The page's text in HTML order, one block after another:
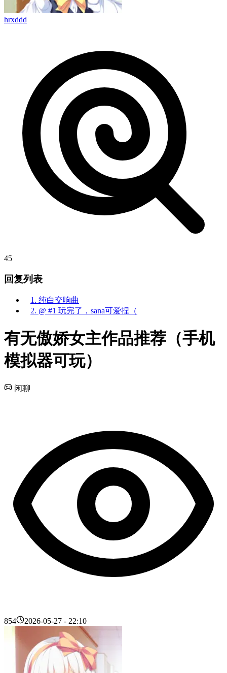
hrxddd
45
回复列表
1. 纯白交响曲
2. @ #1 玩完了，sana可爱捏（
有无傲娇女主作品推荐（手机
模拟器可玩）
闲聊
854 2026-05-27 - 22:10